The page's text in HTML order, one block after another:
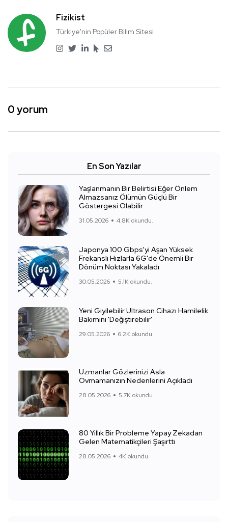
Fizikist
Türkiye'nin Popüler Bilim Sitesi
0 yorum
En Son Yazılar
Yaşlanmanın Bir Belirtisi Eğer Önlem
Almazsanız Ölümün Güçlü Bir
Göstergesi Olabilir
31.05.2026 4.8K okundu.
Japonya 100 Gbps'yi Aşan Yüksek
Frekanslı Hızlarla 6G'de Önemli Bir
Dönüm Noktası Yakaladı
30.05.2026 5.1K okundu.
Yeni Giyilebilir Ultrason Cihazı Hamilelik
Bakımını 'Değiştirebilir'
29.05.2026 6.2K okundu.
Uzmanlar Gözlerinizi Asla
Ovmamanızın Nedenlerini Açıkladı
28.05.2026 5.7K okundu.
80 Yıllık Bir Probleme Yapay Zekadan
Gelen Matematikçileri Şaşırttı
28.05.2026 4K okundu.